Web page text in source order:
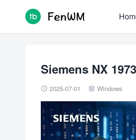
Siemens NX
 2025-07-01  Windows